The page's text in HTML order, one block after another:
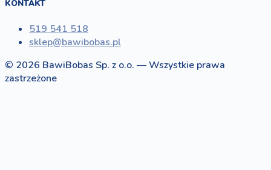
KONTAKT
519 541 518
sklep@bawibobas.pl
© 2026 BawiBobas Sp. z o.o. — Wszystkie prawa
zastrzeżone